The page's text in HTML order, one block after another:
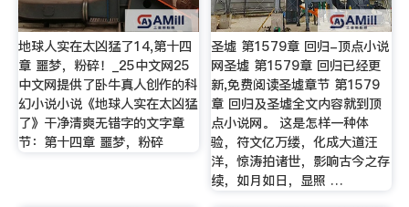
地球人实在太凶猛了14,第十四
章 噩梦，粉碎！_25中文网25
中文网提供了卧牛真人创作的科
幻小说小说《地球人实在太凶猛
了》干净清爽无错字的文字章
节：第十四章 噩梦，粉碎
圣墟 第1579章 回归-顶点小说
网圣墟 第1579章 回归已经更
新,免费阅读圣墟章节 第1579
章 回归及圣墟全文内容就到顶
点小说网。 这是怎样一种体
验，符文亿万缕，化成大道汪
洋，惊涛拍诸世，影响古今之存
续，如月如日，显照 …